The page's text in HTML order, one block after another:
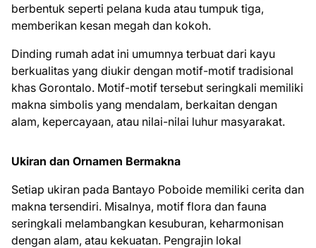
berbentuk seperti pelana kuda atau tumpuk tiga,
memberikan kesan megah dan kokoh.
Dinding rumah adat ini umumnya terbuat dari kayu
berkualitas yang diukir dengan motif-motif tradisional
khas Gorontalo. Motif-motif tersebut seringkali memiliki
makna simbolis yang mendalam, berkaitan dengan
alam, kepercayaan, atau nilai-nilai luhur masyarakat.
Ukiran dan Ornamen Bermakna
Setiap ukiran pada Bantayo Poboide memiliki cerita dan
makna tersendiri. Misalnya, motif flora dan fauna
seringkali melambangkan kesuburan, keharmonisan
dengan alam, atau kekuatan. Pengrajin lokal